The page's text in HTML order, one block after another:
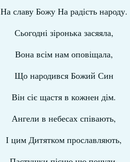
На славу Божу На радість народу.
Сьогодні зіронька засяяла,
Вона всім нам оповіщала,
Що народився Божий Син
Він сіє щастя в кожнен дім.
Ангели в небесах співають,
І цим Дитятком прославляють,